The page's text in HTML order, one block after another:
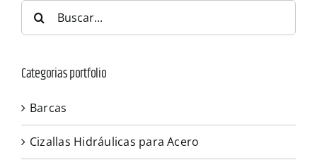
Categorias portfolio
Barcas
Cizallas Hidráulicas para Acero